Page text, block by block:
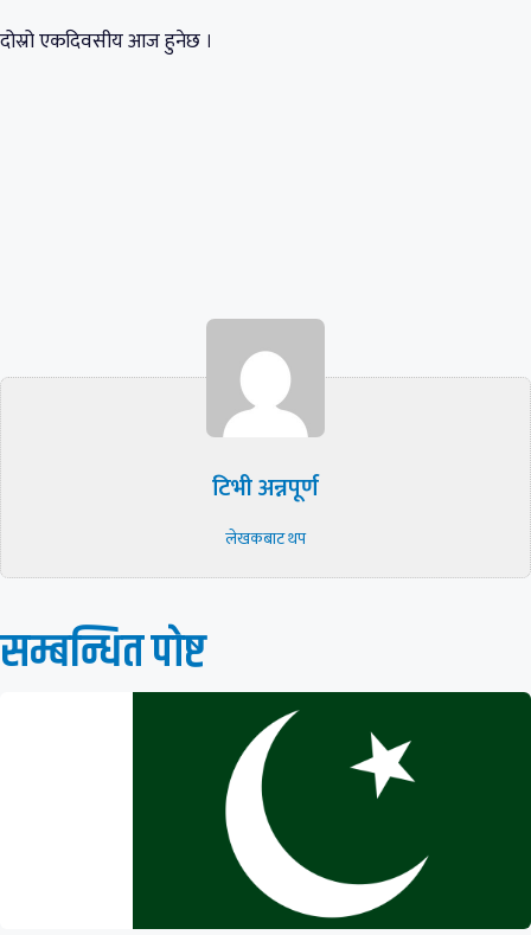
दोस्रो एकदिवसीय आज हुनेछ ।
टिभी अन्नपूर्ण
लेखकबाट थप
सम्बन्धित पाेष्ट